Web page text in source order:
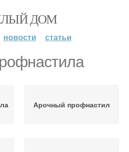
ДОМ
новости статьи
Арочный профнастил